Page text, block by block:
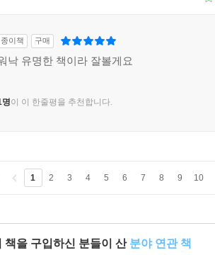
종이책 구매
낙 유명한 책이라 잘볼게요
명이 이 한줄평을 추천합니다.
1 2 3 4 5 6 7 8 9 10
책을 구입하신 분들이 산 분야 연관 책